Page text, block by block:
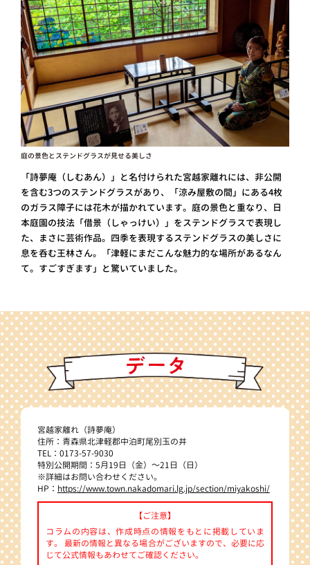
庭の景色とステンドグラスが見せる美しさ
「詩夢庵（しむあん）」と名付けられた宮越家離れには、非公開
を含む3つのステンドグラスがあり、「涼み屋敷の間」にある4枚
のガラス障子には花木が描かれています。庭の景色と重なり、日
本庭園の技法「借景（しゃっけい）」をステンドグラスで表現し
た、まさに芸術作品。四季を表現するステンドグラスの美しさに
息を呑む王林さん。「津軽にまだこんな魅力的な場所があるなん
て。すごすぎます」と驚いていました。
宮越家離れ（詩夢庵）
住所：青森県北津軽郡中泊町尾別玉の井
TEL：0173-57-9030
特別公開期間：5月19日（金）～21日（日）
※詳細はお問い合わせください。
HP： https://www.town.nakadomari.lg.jp/section/miyakoshi/
【ご注意】
コラムの内容は、作成時点の情報をもとに掲載していま
す。 最新の情報と異なる場合がございますので、必要に応
じて公式情報もあわせてご確認ください。